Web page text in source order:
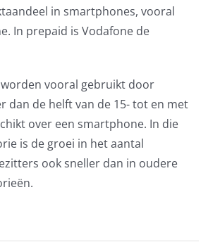
in smartphones, vooral
In prepaid is Vodafone de
vooral gebruikt door
dan de helft van de 15- tot en met
over een smartphone. In die
is de groei in het aantal
ook sneller dan in oudere